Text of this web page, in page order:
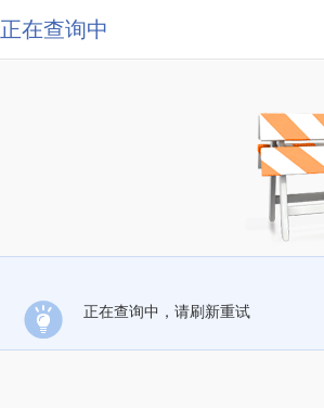
正在查询中
正在查询中，请刷新重试